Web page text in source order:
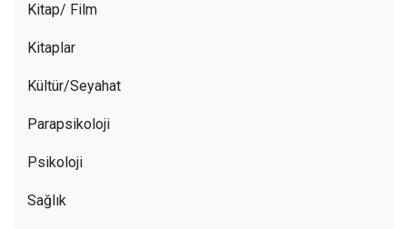
Kitap/ Film
Kitaplar
Kültür/Seyahat
Parapsikoloji
Psikoloji
Sağlık